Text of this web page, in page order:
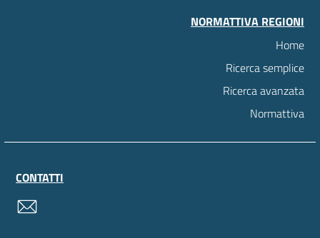
NORMATTIVA REGIONI
Home
Ricerca semplice
Ricerca avanzata
Normattiva
CONTATTI